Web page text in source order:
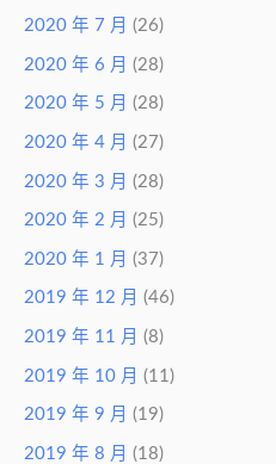
2020 年 7 月 (26)
2020 年 6 月 (28)
2020 年 5 月 (28)
2020 年 4 月 (27)
2020 年 3 月 (28)
2020 年 2 月 (25)
2020 年 1 月 (37)
2019 年 12 月 (46)
2019 年 11 月 (8)
2019 年 10 月 (11)
2019 年 9 月 (19)
2019 年 8 月 (18)